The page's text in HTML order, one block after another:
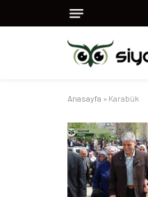
Anasayfa » Karabük